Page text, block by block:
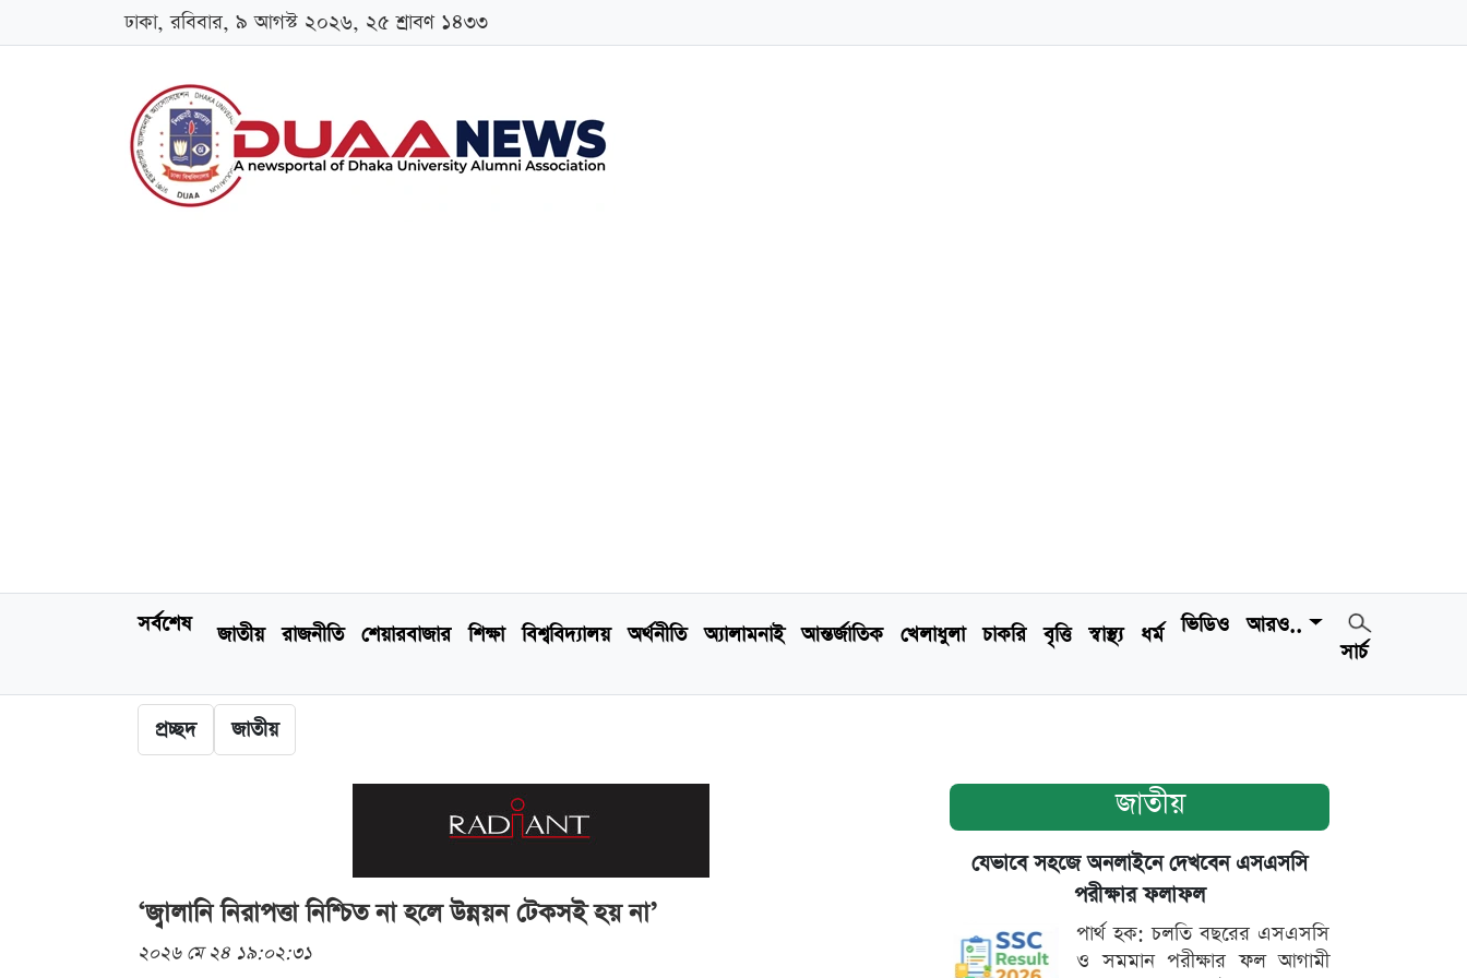
ঢাকা, রবিবার, ৯ আগস্ট ২০২৬, ২৫ শ্রাবণ ১৪৩৩
সর্বশেষ জাতীয় রাজনীতি শেয়ারবাজার শিক্ষা বিশ্ববিদ্যালয় অর্থনীতি অ্যালামনাই আন্তর্জাতিক খেলাধুলা চাকরি বৃত্তি স্বাস্থ্য ধর্ম ভিডিও
আরও..
সার্চ
প্রচ্ছদ জাতীয়
‘জ্বালানি নিরাপত্তা নিশ্চিত না হলে উন্নয়ন টেকসই হয় না’
২০২৬ মে ২৪ ১৯:০২:৩১
জাতীয়
যেভাবে সহজে অনলাইনে দেখবেন এসএসসি
পরীক্ষার ফলাফল
পার্থ হক: চলতি বছরের এসএসসি
ও সমমান পরীক্ষার ফল আগামী